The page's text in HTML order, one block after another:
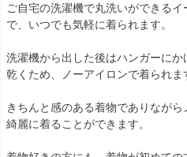
ご自宅の洗濯機で丸洗いができる
で、いつでも気軽に着られます。
洗濯機から出した後はハンガーにか
乾くため、ノーアイロンで着られま
きちんと感のある着物でありなが
綺麗に着ることができます。